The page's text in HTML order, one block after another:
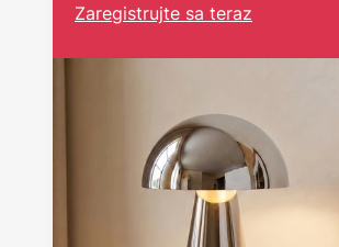
Zaregistrujte sa teraz